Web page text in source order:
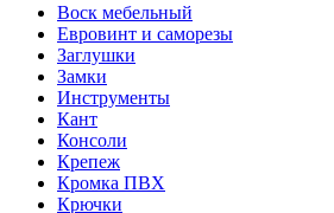
Воск мебельный
Евровинт и саморезы
Заглушки
Замки
Инструменты
Кант
Консоли
Крепеж
Кромка ПВХ
Крючки